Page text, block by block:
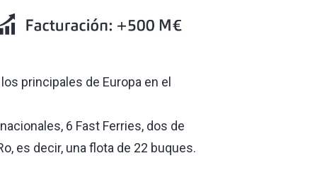
principales de Europa en el
6 Fast Ferries, dos de
es decir, una flota de 22 buques.